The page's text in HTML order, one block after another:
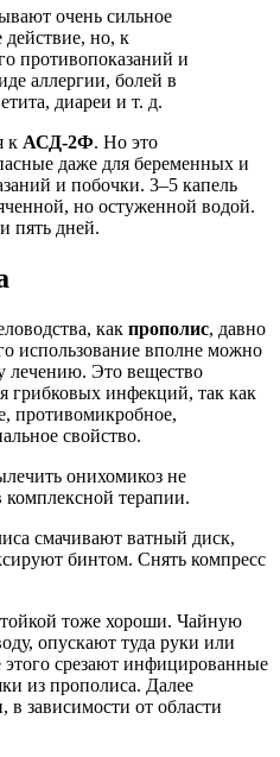
очень сильное
действие, но, к
противопоказаний и
аллергии, болей в
диареи и т. д.
к АСД-2Ф. Но это
даже для беременных и
и побочки. 3–5 капель
но остуженной водой.
пять дней.
как прополис, давно
использование вполне можно
лечению. Это вещество
грибковых инфекций, так как
противомикробное,
свойство.
онихомикоз не
комплексной терапии.
смачивают ватный диск,
бинтом. Снять компресс
тоже хороши. Чайную
опускают туда руки или
срезают инфицированные
из прополиса. Далее
в зависимости от области